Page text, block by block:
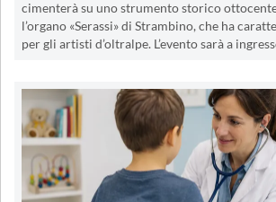
cimenterà su uno strumento storico
l’organo «Serassi» di Strambino, che ha
per gli artisti d’oltralpe. L’evento sarà a